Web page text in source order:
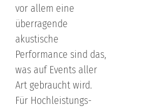
vor allem eine
überragende
akustische
Performance sind das,
was auf Events aller
Art gebraucht wird.
Für Hochleistungs-